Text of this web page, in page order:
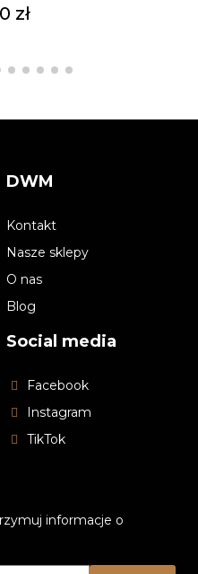
zł
DWM
Kontakt
Nasze sklepy
O nas
Blog
Social media
Facebook
Instagram
TikTok
informacje o